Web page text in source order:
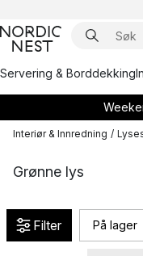
Servering & Borddekking
Interiør & Innredning /
Grønne lys
Filter På lager